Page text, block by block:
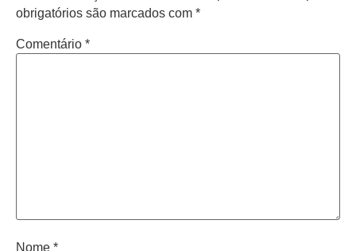
obrigatórios são marcados com *
Comentário *
Nome *